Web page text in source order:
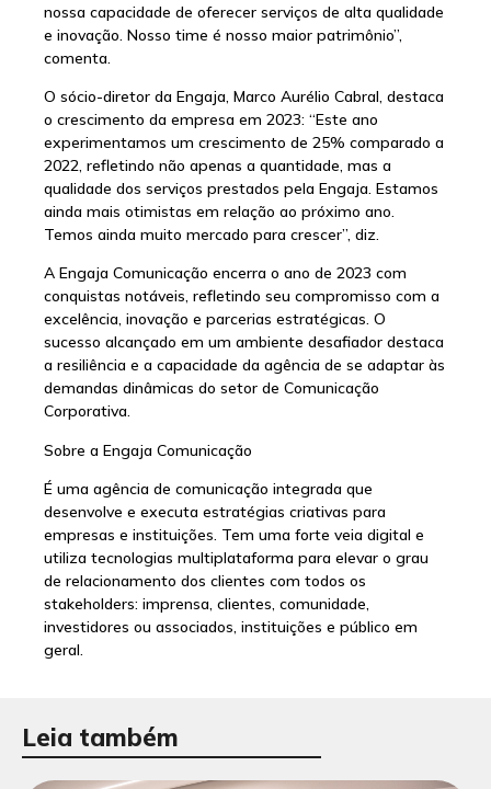
nossa capacidade de oferecer serviços de alta qualidade
e inovação. Nosso time é nosso maior patrimônio”,
comenta.
O sócio-diretor da Engaja, Marco Aurélio Cabral, destaca
o crescimento da empresa em 2023: “Este ano
experimentamos um crescimento de 25% comparado a
2022, refletindo não apenas a quantidade, mas a
qualidade dos serviços prestados pela Engaja. Estamos
ainda mais otimistas em relação ao próximo ano.
Temos ainda muito mercado para crescer”, diz.
A Engaja Comunicação encerra o ano de 2023 com
conquistas notáveis, refletindo seu compromisso com a
excelência, inovação e parcerias estratégicas. O
sucesso alcançado em um ambiente desafiador destaca
a resiliência e a capacidade da agência de se adaptar às
demandas dinâmicas do setor de Comunicação
Corporativa.
Sobre a Engaja Comunicação
É uma agência de comunicação integrada que
desenvolve e executa estratégias criativas para
empresas e instituições. Tem uma forte veia digital e
utiliza tecnologias multiplataforma para elevar o grau
de relacionamento dos clientes com todos os
stakeholders: imprensa, clientes, comunidade,
investidores ou associados, instituições e público em
geral.
Leia também